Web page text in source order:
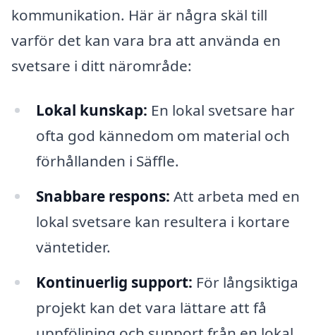
kommunikation. Här är några skäl till
varför det kan vara bra att använda en
svetsare i ditt närområde:
Lokal kunskap: En lokal svetsare har
ofta god kännedom om material och
förhållanden i Säffle.
Snabbare respons: Att arbeta med en
lokal svetsare kan resultera i kortare
väntetider.
Kontinuerlig support: För långsiktiga
projekt kan det vara lättare att få